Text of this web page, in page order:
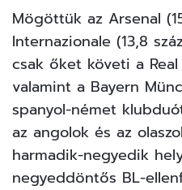
Mögöttük az Arsenal
Internazionale (13,8
csak őket követi a Real
valamint a Bayern
spanyol-német
az angolok és az
harmadik-negyedik
negyeddöntős BL-